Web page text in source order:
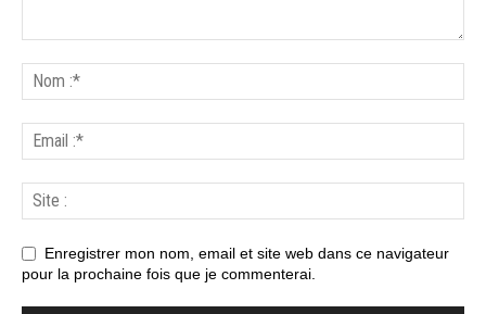
Enregistrer mon nom, email et site web dans ce navigateur
pour la prochaine fois que je commenterai.